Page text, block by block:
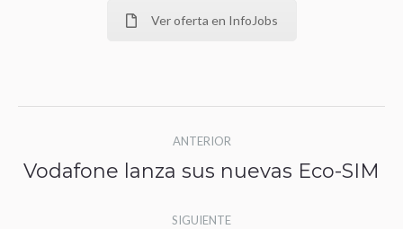
Ver oferta en InfoJobs
entre
ANTERIOR
Publicación
Vodafone lanza sus nuevas Eco-SIM
SIGUIENTE